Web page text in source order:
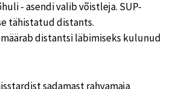
- asendi valib võistleja. SUP-
tähistatud distants.
distantsi läbimiseks kulunud
sadamast rahvamaja